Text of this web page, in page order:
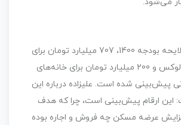
براساس جدول 5 لایحه بودجه 1400، 707 میلیارد تومان برای
مالیات خانه‌های لوکس و 200 میلیارد تومان برای خانه‌های
پیش‌بینی شده است. علیزاده درباره این
این ارقام پیش‌بینی است، چرا که هدف
عرضه مسکن چه فروش و اجاره بوده